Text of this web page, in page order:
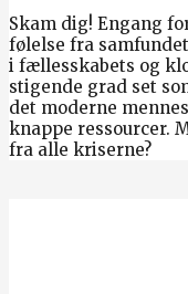
Skam dig! Engang
følelse fra
i fællesskabets og
stigende grad set
det moderne
knappe ressourcer.
fra alle kriserne?